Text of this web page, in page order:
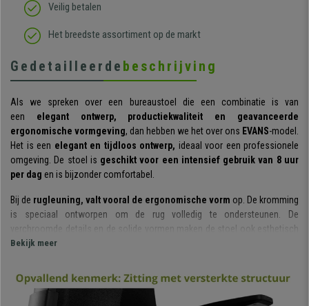
Veilig betalen
Het breedste assortiment op de markt
Gedetailleerde beschrijving
Als we spreken over een bureaustoel die een combinatie is van
een elegant ontwerp, productiekwaliteit en geavanceerde
ergonomische vormgeving, dan hebben we het over ons EVANS-model.
Het is een elegant en tijdloos ontwerp, ideaal voor een professionele
omgeving. De stoel is geschikt voor een intensief gebruik van 8 uur
per dag en is bijzonder comfortabel.
Bij de rugleuning, valt vooral de ergonomische vorm op. De kromming
is speciaal ontworpen om de rug volledig te ondersteunen. De
verchroomde details en de solide vormen maken de stoel ook esthetisch
aantrekkelijk. De ademende mesh stof en de lendensteun zorgen voor
DeEVANSis voorzien van eengesynchroniseerd kantelmechanisme,
een completer systeem dan het gebruikelijke kantelmechanisme waarbij
Bekijk meer